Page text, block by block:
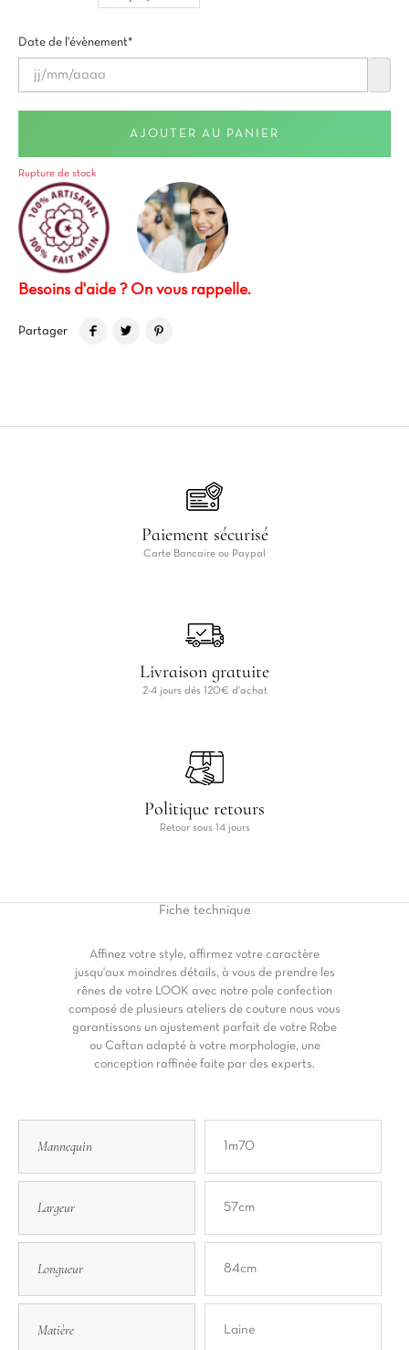
Date de l'évènement*
AJOUTER AU PANIER
Rupture de stock
Besoins d'aide ? On vous rappelle.
Partager
Paiement sécurisé
Carte Bancaire ou Paypal
Livraison gratuite
2-4 jours dés 120€ d'achat
Politique retours
Retour sous 14 jours
Fiche technique
Affinez votre style, affirmez votre caractère
jusqu'aux moindres détails, à vous de prendre les
rênes de votre LOOK avec notre pole confection
composé de plusieurs ateliers de couture nous vous
garantissons un ajustement parfait de votre Robe
ou Caftan adapté à votre morphologie, une
conception raffinée faite par des experts.
Mannequin 1m70
Largeur 57cm
Longueur 84cm
Matière Laine